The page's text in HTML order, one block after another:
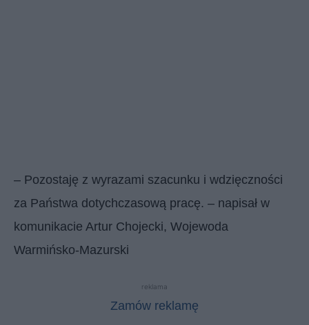
– Pozostaję z wyrazami szacunku i wdzięczności
za Państwa dotychczasową pracę. – napisał w
komunikacie Artur Chojecki, Wojewoda
Warmińsko-Mazurski
reklama
Zamów reklamę